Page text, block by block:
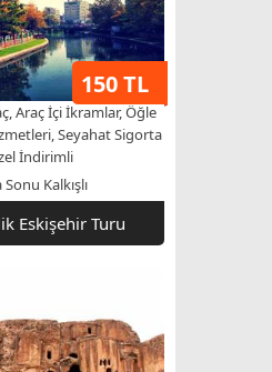
Araç İçi İkramlar, Öğle
Seyahat Sigorta
İndirimli
Kalkışlı
Eskişehir Turu
150 TL
140 TL